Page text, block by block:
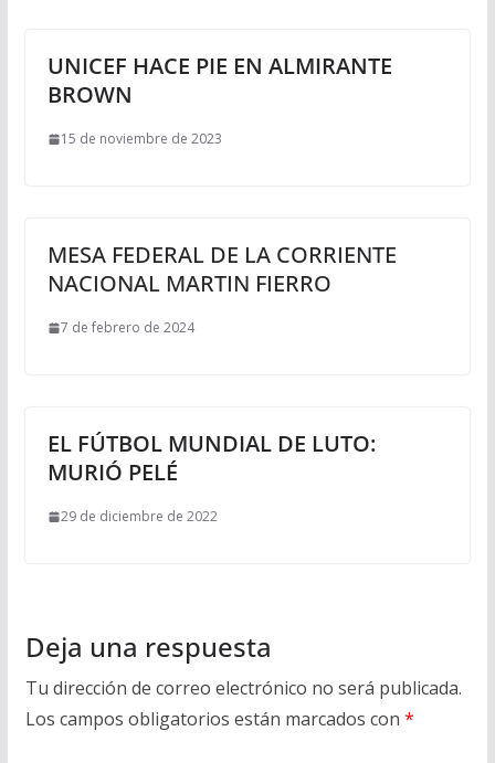
UNICEF HACE PIE EN ALMIRANTE
BROWN
15 de noviembre de 2023
MESA FEDERAL DE LA CORRIENTE
NACIONAL MARTIN FIERRO
7 de febrero de 2024
EL FÚTBOL MUNDIAL DE LUTO:
MURIÓ PELÉ
29 de diciembre de 2022
Deja una respuesta
Tu dirección de correo electrónico no será publicada.
Los campos obligatorios están marcados con *